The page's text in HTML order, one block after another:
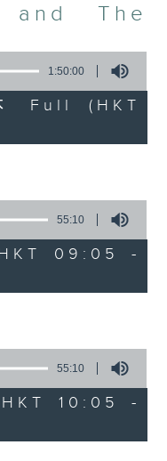
and The
1:50:00
Full (HKT
55:10
09:05 -
55:10
10:05 -